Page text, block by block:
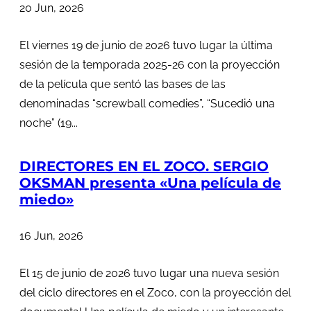
20 Jun, 2026
El viernes 19 de junio de 2026 tuvo lugar la última
sesión de la temporada 2025-26 con la proyección
de la película que sentó las bases de las
denominadas “screwball comedies”, “Sucedió una
noche” (19...
DIRECTORES EN EL ZOCO. SERGIO
OKSMAN presenta «Una película de
miedo»
16 Jun, 2026
El 15 de junio de 2026 tuvo lugar una nueva sesión
del ciclo directores en el Zoco, con la proyección del